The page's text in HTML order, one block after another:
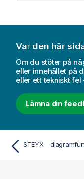
Var den här
Om du stöter på
eller innehållet på
eller ett tekniskt fel
Lämna din
STEYX -